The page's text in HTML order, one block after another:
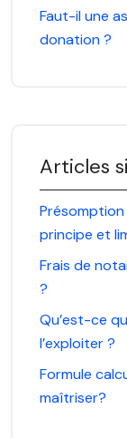
Faut-il une
donation ?
Articles
principe et
Frais de
?
Qu’est-ce
l’exploiter ?
Formule
maîtriser?